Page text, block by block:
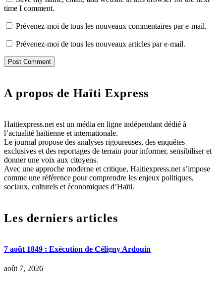
time I comment.
Prévenez-moi de tous les nouveaux commentaires par e-mail.
Prévenez-moi de tous les nouveaux articles par e-mail.
A propos de Haïti Express
Haitiexpress.net est un média en ligne indépendant dédié à
l’actualité haïtienne et internationale.
Le journal propose des analyses rigoureuses, des enquêtes
exclusives et des reportages de terrain pour informer, sensibiliser et
donner une voix aux citoyens.
Avec une approche moderne et critique, Haitiexpress.net s’impose
comme une référence pour comprendre les enjeux politiques,
sociaux, culturels et économiques d’Haïti.
Les derniers articles
7 août 1849 : Exécution de Céligny Ardouin
août 7, 2026